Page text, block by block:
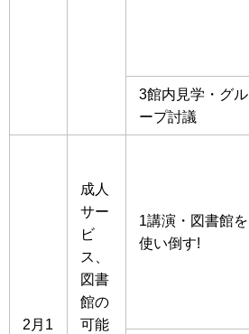
3館内見学・グル
ープ討議
2月1
成人
サー
ビ
ス、
図書
館の
可能
1講演・図書館を
使い倒す!